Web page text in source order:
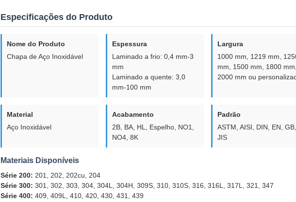
Especificações do Produto
Nome do Produto
Chapa de Aço Inoxidável
Espessura
Laminado a frio: 0,4 mm-3
mm
Laminado a quente: 3,0
mm-100 mm
Largura
1000 mm, 1219 mm,
mm, 1500 mm, 1800 mm,
2000 mm ou
Material
Aço Inoxidável
Acabamento
2B, BA, HL, Espelho, NO1,
NO4, 8K
Padrão
ASTM, AISI, DIN, EN, GB,
JIS
Materiais Disponíveis
Série 200: 201, 202, 202cu, 204
Série 300: 301, 302, 303, 304, 304L, 304H, 309S, 310, 310S, 316, 316L, 317L, 321, 347
Série 400: 409, 409L, 410, 420, 430, 431, 439